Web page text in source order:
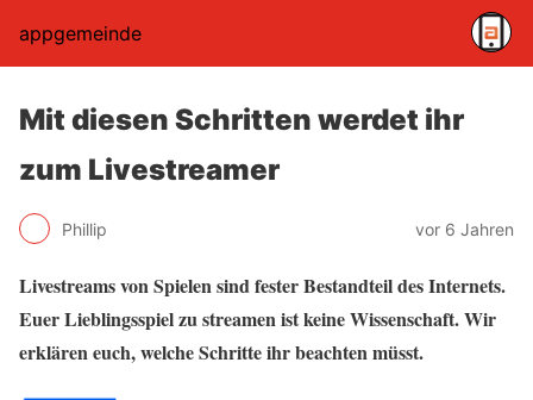
appgemeinde
Mit diesen Schritten werdet ihr
zum Livestreamer
Phillip vor 6 Jahren
Livestreams von Spielen sind fester Bestandteil des Internets.
Euer Lieblingsspiel zu streamen ist keine Wissenschaft. Wir
erklären euch, welche Schritte ihr beachten müsst.